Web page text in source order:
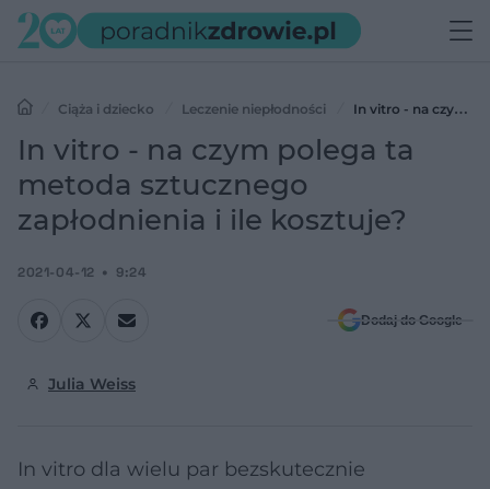
Ciąża i dziecko Leczenie niepłodności
In vitro - na czym
polega ta metoda sztucznego zapłodnienia i ile kosztuje?
In vitro - na czym polega ta
metoda sztucznego
zapłodnienia i ile kosztuje?
2021-04-12 9:24
Dodaj do Google
Julia Weiss
In vitro dla wielu par bezskutecznie